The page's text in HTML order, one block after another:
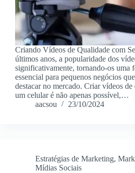
Criando Vídeos de Qualidade com
últimos anos, a popularidade dos
significativamente, tornando-os uma
essencial para pequenos negócios
destacar no mercado. Criar vídeos
um celular é não apenas possível,…
aacsou
23/10/2024
Estratégias de Marketing,
Mídias Sociais